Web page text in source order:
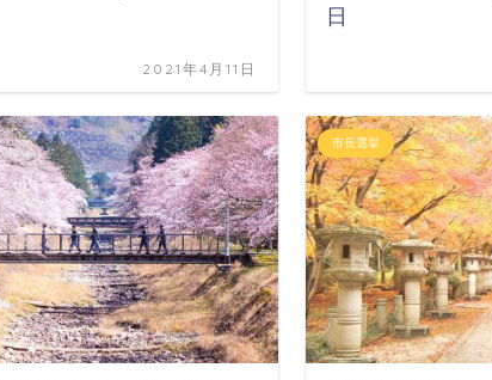
2021年4月11日
日
市長選挙